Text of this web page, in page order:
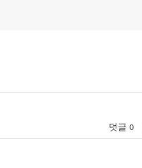
덧글 0